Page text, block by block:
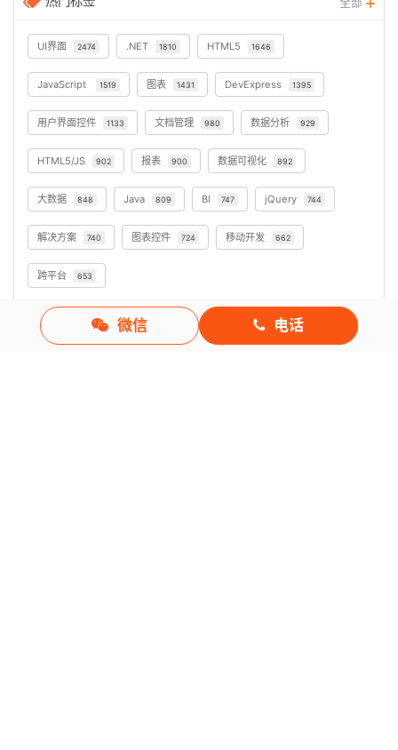
UI界面 2474 .NET 1810 HTML5 1646
JavaScript 1519 图表 1431 DevExpress 1395
用户界面控件 1133 文档管理 980 数据分析 929
HTML5/JS 902 报表 900 数据可视化 892
大数据 848 Java 809 BI 747 jQuery 744
解决方案 740 图表控件 724 移动开发 662
跨平台 653
服务电话
微信 电话